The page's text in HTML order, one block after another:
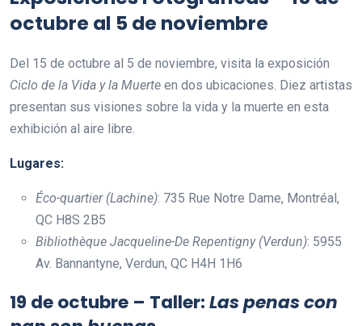
octubre al 5 de noviembre
Del 15 de octubre al 5 de noviembre, visita la exposición
Ciclo de la Vida y la Muerte en dos ubicaciones. Diez artistas
presentan sus visiones sobre la vida y la muerte en esta
exhibición al aire libre.
Lugares:
Éco-quartier (Lachine): 735 Rue Notre Dame, Montréal,
QC H8S 2B5
Bibliothèque Jacqueline-De Repentigny (Verdun): 5955
Av. Bannantyne, Verdun, QC H4H 1H6
19 de octubre – Taller:Las penas con